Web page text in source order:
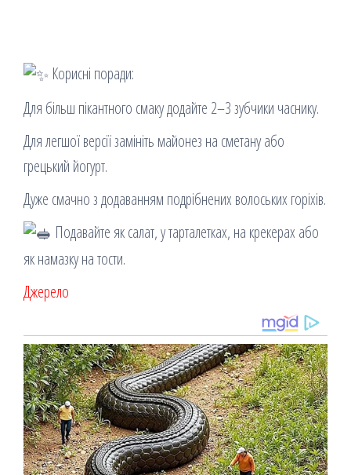
Корисні поради:
Для більш пікантного смаку додайте 2–3 зубчики часнику.
Для легшої версії замініть майонез на сметану або
грецький йогурт.
Дуже смачно з додаванням подрібнених волоських горіхів.
Подавайте як салат, у тарталетках, на крекерах або
як намазку на тости.
Джерело